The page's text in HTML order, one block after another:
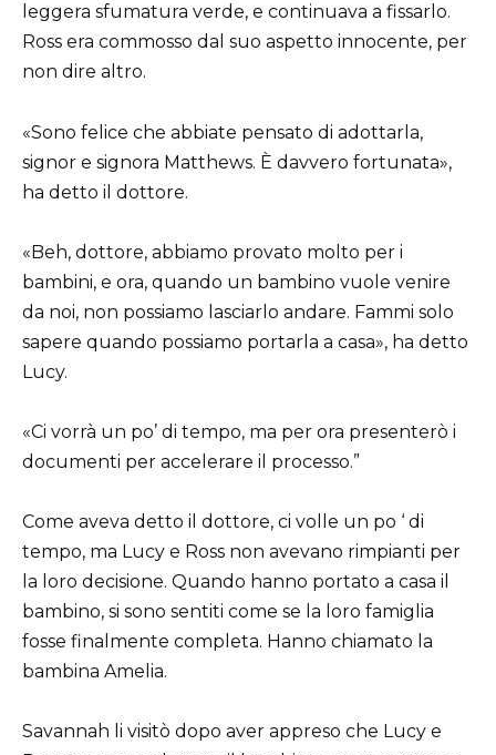
leggera sfumatura verde, e continuava a fissarlo.
Ross era commosso dal suo aspetto innocente, per
non dire altro.
«Sono felice che abbiate pensato di adottarla,
signor e signora Matthews. È davvero fortunata»,
ha detto il dottore.
«Beh, dottore, abbiamo provato molto per i
bambini, e ora, quando un bambino vuole venire
da noi, non possiamo lasciarlo andare. Fammi solo
sapere quando possiamo portarla a casa», ha detto
Lucy.
«Ci vorrà un po’ di tempo, ma per ora presenterò i
documenti per accelerare il processo.”
Come aveva detto il dottore, ci volle un po ‘ di
tempo, ma Lucy e Ross non avevano rimpianti per
la loro decisione. Quando hanno portato a casa il
bambino, si sono sentiti come se la loro famiglia
fosse finalmente completa. Hanno chiamato la
bambina Amelia.
Savannah li visitò dopo aver appreso che Lucy e